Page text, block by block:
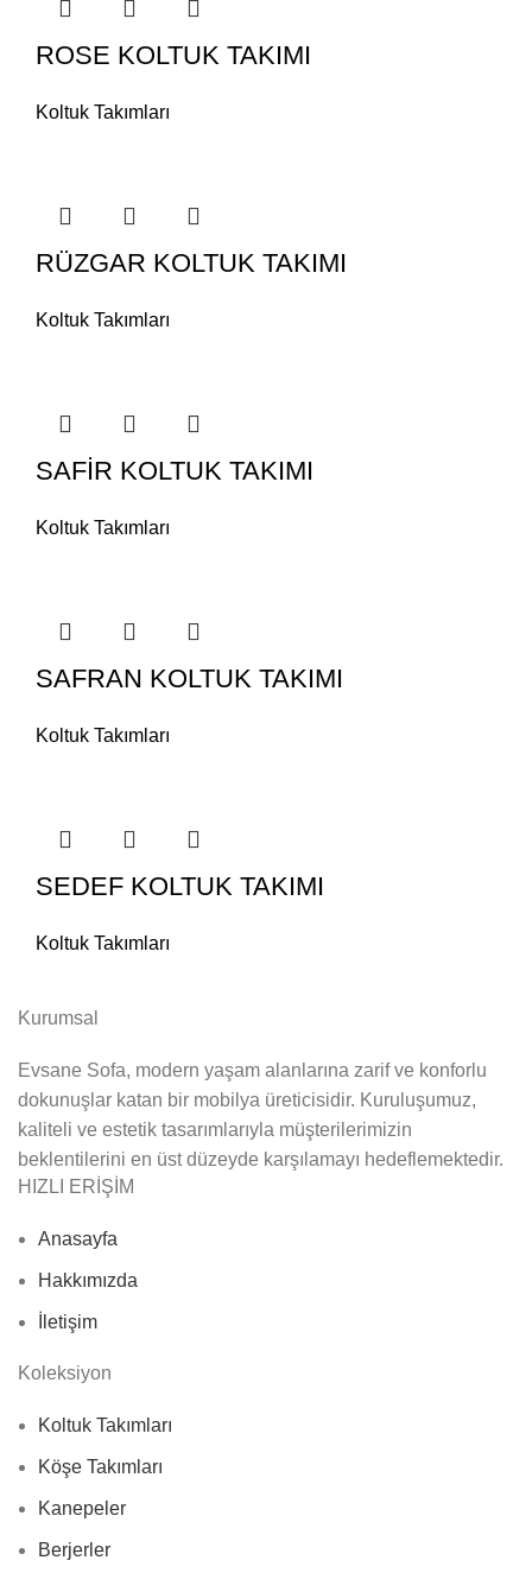
ROSE KOLTUK TAKIMI
Koltuk Takımları
RÜZGAR KOLTUK TAKIMI
Koltuk Takımları
SAFİR KOLTUK TAKIMI
Koltuk Takımları
SAFRAN KOLTUK TAKIMI
Koltuk Takımları
SEDEF KOLTUK TAKIMI
Koltuk Takımları
Kurumsal
Evsane Sofa, modern yaşam alanlarına zarif ve konforlu
dokunuşlar katan bir mobilya üreticisidir. Kuruluşumuz,
kaliteli ve estetik tasarımlarıyla müşterilerimizin
beklentilerini en üst düzeyde karşılamayı hedeflemektedir.
HIZLI ERİŞİM
Anasayfa
Hakkımızda
İletişim
Koleksiyon
Koltuk Takımları
Köşe Takımları
Kanepeler
Berjerler